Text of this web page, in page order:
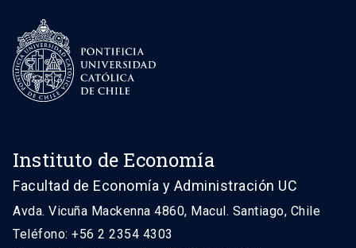
Instituto de Economía
Facultad de Economía y Administración UC
Avda. Vicuña Mackenna 4860, Macul. Santiago, Chile
Teléfono: +56 2 2354 4303